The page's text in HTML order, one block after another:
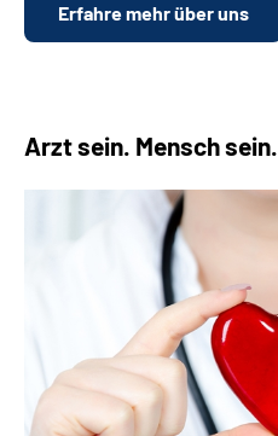
Erfahre mehr über uns
Arzt sein. Mensch sein.